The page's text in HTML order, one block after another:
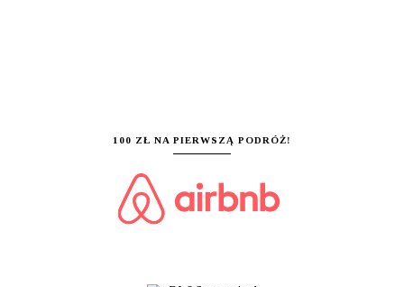
100 ZŁ NA PIERWSZĄ PODRÓŻ!